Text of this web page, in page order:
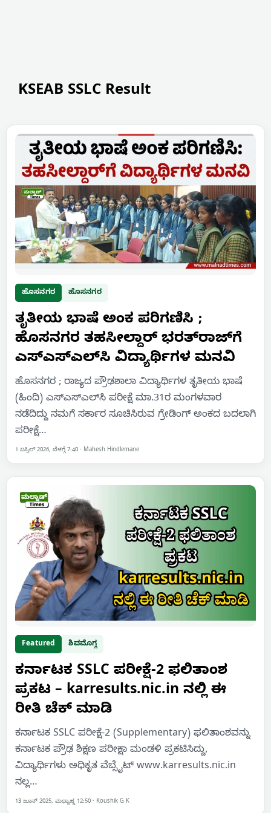
KSEAB SSLC Result
ಹೊಸನಗರ ಹೊಸನಗರ
ತೃತೀಯ ಭಾಷೆ ಅಂಕ ಪರಿಗಣಿಸಿ ;
ಹೊಸನಗರ ತಹಸೀಲ್ದಾರ್ ಭರತ್‌ರಾಜ್‌ಗೆ
ಎಸ್ಎಸ್‌ಎಲ್‌ಸಿ ವಿದ್ಯಾರ್ಥಿಗಳ ಮನವಿ
ಹೊಸನಗರ ; ರಾಜ್ಯದ ಪ್ರೌಢಶಾಲಾ ವಿದ್ಯಾರ್ಥಿಗಳ ತೃತೀಯ ಭಾಷೆ
(ಹಿಂದಿ) ಎಸ್‌ಎಸ್‌ಎಲ್‌ಸಿ ಪರೀಕ್ಷೆ ಮಾ.31ರ ಮಂಗಳವಾರ
ನಡೆದಿದ್ದು ನಮಗೆ ಸರ್ಕಾರ ಸೂಚಿಸಿರುವ ಗ್ರೇಡಿಂಗ್ ಅಂಕದ ಬದಲಾಗಿ
ಪರೀಕ್ಷೆ…
1 ಏಪ್ರಿಲ್ 2026, ಬೆಳಗ್ಗೆ 7:40 · Mahesh Hindlemane
Featured ಶಿವಮೊಗ್ಗ
ಕರ್ನಾಟಕ SSLC ಪರೀಕ್ಷೆ-2 ಫಲಿತಾಂಶ
ಪ್ರಕಟ – karresults.nic.in ನಲ್ಲಿ ಈ
ರೀತಿ ಚೆಕ್ ಮಾಡಿ
ಕರ್ನಾಟಕ SSLC ಪರೀಕ್ಷೆ-2 (Supplementary) ಫಲಿತಾಂಶವನ್ನು
ಕರ್ನಾಟಕ ಪ್ರೌಢ ಶಿಕ್ಷಣ ಪರೀಕ್ಷಾ ಮಂಡಳಿ ಪ್ರಕಟಿಸಿದ್ದು,
ವಿದ್ಯಾರ್ಥಿಗಳು ಅಧಿಕೃತ ವೆಬ್ಸೈಟ್‌ www.karresults.nic.in
ನಲ್ಲ…
13 ಜೂನ್ 2025, ಮಧ್ಯಾಹ್ನ 12:50 · Koushik G K